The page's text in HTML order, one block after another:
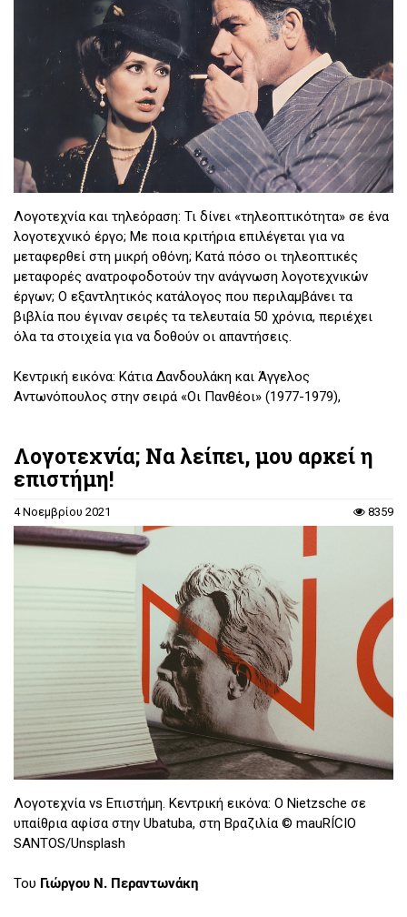
Λογοτεχνία και τηλεόραση: Τι δίνει «τηλεοπτικότητα» σε ένα
λογοτεχνικό έργο; Με ποια κριτήρια επιλέγεται για να
μεταφερθεί στη μικρή οθόνη; Κατά πόσο οι τηλεοπτικές
μεταφορές ανατροφοδοτούν την ανάγνωση λογοτεχνικών
έργων; Ο εξαντλητικός κατάλογος που περιλαμβάνει τα
βιβλία που έγιναν σειρές τα τελευταία 50 χρόνια, περιέχει
όλα τα στοιχεία για να δοθούν οι απαντήσεις.
Κεντρική εικόνα: Κάτια Δανδουλάκη και Άγγελος
Αντωνόπουλος στην σειρά «Οι Πανθέοι» (1977-1979),
ΤουΓιώργου Ν. Περαντωνάκη
Λογοτεχνία; Να λείπει, μου αρκεί η
επιστήμη!
4 Νοεμβρίου 2021 8359
Λογοτεχνία vs Επιστήμη. Κεντρική εικόνα: Ο Nietzsche σε
υπαίθρια αφίσα στην Ubatuba, στη Βραζιλία © mauRÍCIO
SANTOS/Unsplash
Του Γιώργου Ν. Περαντωνάκη